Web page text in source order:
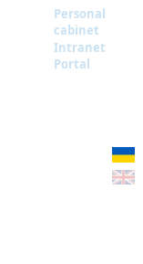
Personal
cabinet
Intranet
Portal